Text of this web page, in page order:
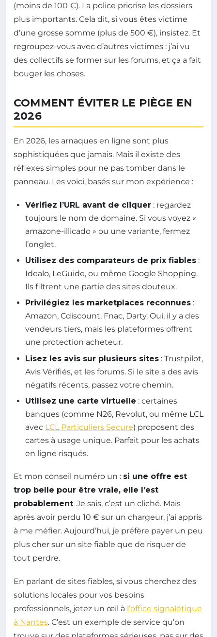
(moins de 100 €). La police priorise les dossiers
plus importants. Cela dit, si vous êtes victime
d’une grosse somme (plus de 500 €), insistez. Et
regroupez-vous avec d’autres victimes : j’ai vu
des collectifs se former sur les forums, et ça a fait
bouger les choses.
COMMENT ÉVITER LE PIÈGE EN
2026
En 2026, les arnaques en ligne sont plus
sophistiquées que jamais. Mais il existe des
réflexes simples pour ne pas tomber dans le
panneau. Les voici, basés sur mon expérience :
Vérifiez l’URL avant de cliquer : regardez
toujours le nom de domaine. Si vous voyez «
amazone-illicado » ou une variante, fermez
l’onglet.
Utilisez des comparateurs de prix fiables :
Idealo, LeGuide, ou même Google Shopping.
Ils filtrent une partie des sites douteux.
Privilégiez les marketplaces reconnues :
Amazon, Cdiscount, Fnac, Darty. Oui, il y a des
vendeurs tiers, mais les plateformes offrent
une protection acheteur.
Lisez les avis sur plusieurs sites : Trustpilot,
Avis Vérifiés, et les forums. Si le site a des avis
négatifs récents, passez votre chemin.
Utilisez une carte virtuelle : certaines
banques (comme N26, Revolut, ou même LCL
avec LCL Particuliers Secure) proposent des
cartes à usage unique. Parfait pour les achats
en ligne risqués.
Et mon conseil numéro un : si une offre est
trop belle pour être vraie, elle l’est
probablement. Je sais, c’est un cliché. Mais
après avoir perdu 10 € sur un chargeur, j’ai appris
à me méfier. Aujourd’hui, je préfère payer un peu
plus cher sur un site fiable que de risquer de
tout perdre.
En parlant de sites fiables, si vous cherchez des
solutions locales pour vos besoins
professionnels, jetez un œil à l’office signalétique
à Nantes. C’est un exemple de service qu’on